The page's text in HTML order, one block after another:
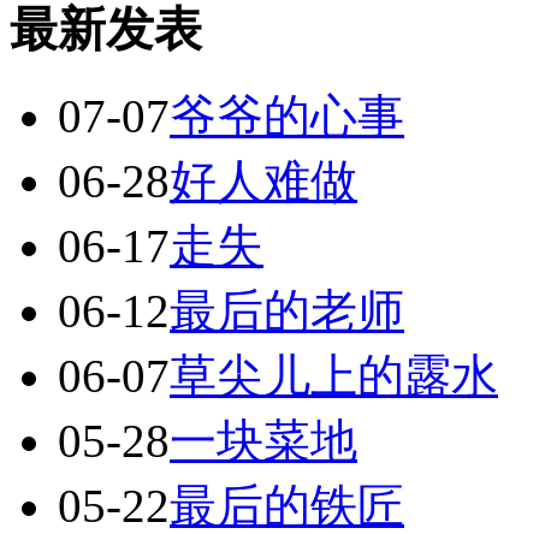
最新发表
07-07爷爷的心事
06-28好人难做
06-17走失
06-12最后的老师
06-07草尖儿上的露水
05-28一块菜地
05-22最后的铁匠